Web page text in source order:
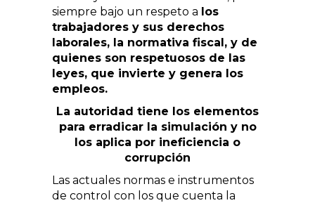
siempre bajo un respeto a los
trabajadores y sus derechos
laborales, la normativa fiscal, y de
quienes son respetuosos de las
leyes, que invierte y genera los
empleos.
La autoridad tiene los elementos
para erradicar la simulación y no
los aplica por ineficiencia o
corrupción
Las actuales normas e instrumentos
de control con los que cuenta la